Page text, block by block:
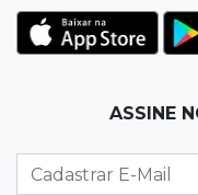
Dólar comercial
cotado a R$ 5,08
95º caso
após reagir à
ASSINE